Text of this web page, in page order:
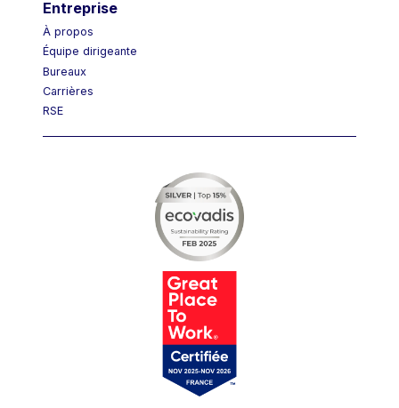
Entreprise
À propos
Équipe dirigeante
Bureaux
Carrières
RSE